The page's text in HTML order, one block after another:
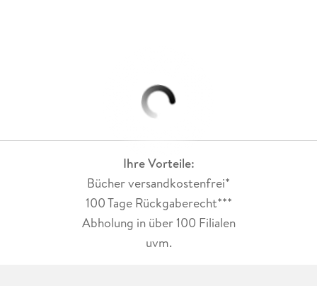
Ihre Vorteile:
Bücher versandkostenfrei*
100 Tage Rückgaberecht***
Abholung in über 100 Filialen
uvm.